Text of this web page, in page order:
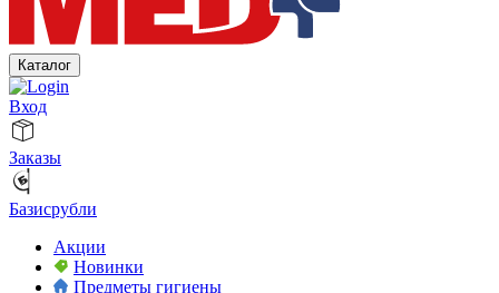
Каталог
Вход
Заказы
Базисрубли
Акции
Новинки
Предметы гигиены